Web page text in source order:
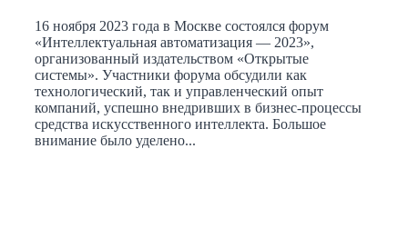
16 ноября 2023 года в Москве состоялся форум
«Интеллектуальная автоматизация — 2023»,
организованный издательством «Открытые
системы». Участники форума обсудили как
технологический, так и управленческий опыт
компаний, успешно внедривших в бизнес-процессы
средства искусственного интеллекта. Большое
внимание было уделено...